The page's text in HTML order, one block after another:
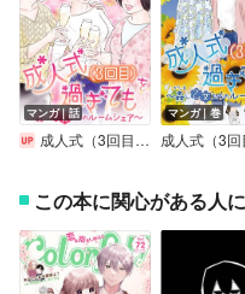
マンガ｜話
成人式（3回目）を過ぎても～姦し乙女たちのルームシェア～＜単話版＞
マンガ｜巻
この本に関心がある人